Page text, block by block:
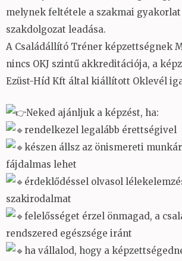
melynek feltétele a szakmai gyakorlat
szakdolgozat leadása.
A Családállító Tréner képzettségnek
nincs OKJ szintű akkreditációja, a
Ezüst-Híd Kft által kiállított Oklevél
Neked ajánljuk a képzést, ha:
rendelkezel legalább érettségivel
készen állsz az önismereti
fájdalmas lehet
érdeklődéssel olvasol
szakirodalmat
felelősséget érzel önmagad, a
rendszered egészsége iránt
ha vállalod, hogy a